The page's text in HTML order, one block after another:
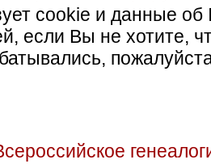
cookie и данные об
если Вы не хотите,